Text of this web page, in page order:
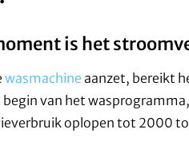
is het
wasmachine aanzet, bereikt
begin van het
oplopen tot 2000